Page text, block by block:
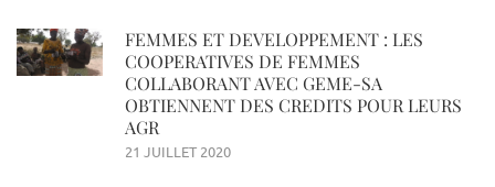
FEMMES ET DEVELOPPEMENT : LES
COOPERATIVES DE FEMMES
COLLABORANT AVEC GEME-SA
OBTIENNENT DES CREDITS POUR LEURS
AGR
21 JUILLET 2020